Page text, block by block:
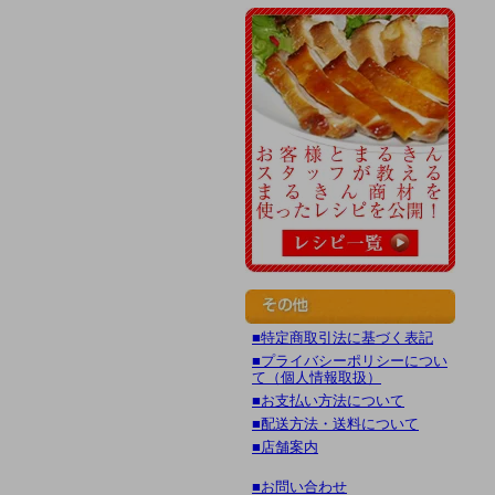
■特定商取引法に基づく表記
■プライバシーポリシーについ
て（個人情報取扱）
■お支払い方法について
■配送方法・送料について
■店舗案内
■お問い合わせ